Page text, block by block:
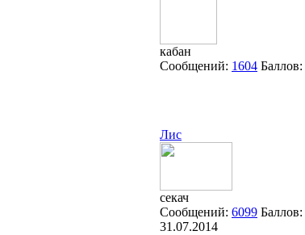
кабан
Сообщений: 1604 Баллов:
Лис
секач
Сообщений: 6099 Баллов:
31.07.2014